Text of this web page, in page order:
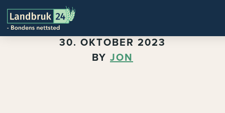
30. OKTOBER 2023
BY JON